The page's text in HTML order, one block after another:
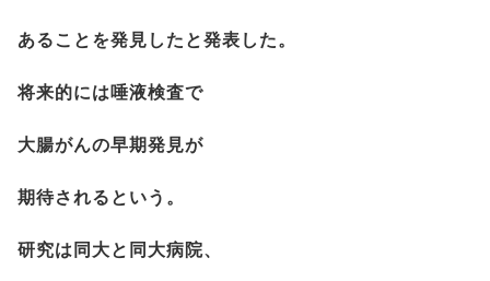
あることを発見したと発表した。
将来的には唾液検査で
大腸がんの早期発見が
期待されるという。
研究は同大と同大病院、